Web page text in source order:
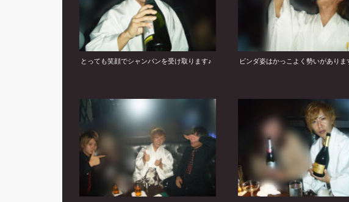
とっても笑顔でシャンパンを受け取ります♪ ビンダ姿はかっこよく勢いがあり